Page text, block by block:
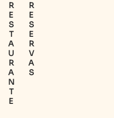
RESTAURANTERESERVAS